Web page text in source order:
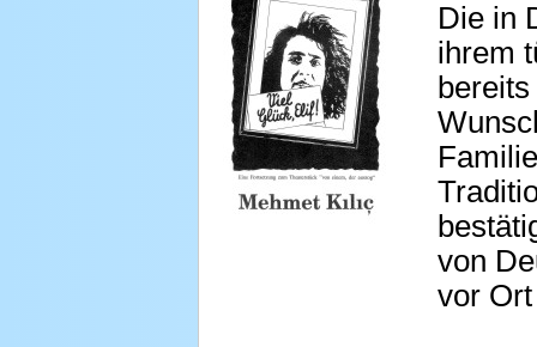
Die in
ihrem
von
vor